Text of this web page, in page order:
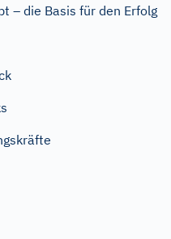
– die Basis für den Erfolg